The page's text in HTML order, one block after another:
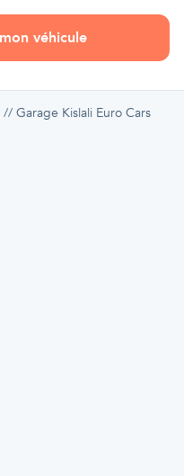
véhicule
Garage Kislali Euro Cars